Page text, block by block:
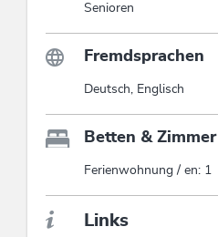
Senioren
Fremdsprachen
Deutsch, Englisch
Betten & Zimmer
Ferienwohnung / en: 1
Links